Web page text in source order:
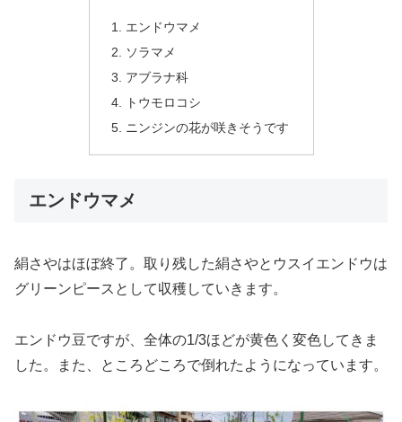
エンドウマメ
ソラマメ
アブラナ科
トウモロコシ
ニンジンの花が咲きそうです
エンドウマメ
絹さやはほぼ終了。取り残した絹さやとウスイエンドウは
グリーンピースとして収穫していきます。
エンドウ豆ですが、全体の1/3ほどが黄色く変色してきま
した。また、ところどころで倒れたようになっています。